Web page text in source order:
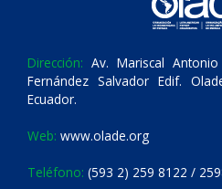
Dirección: Av. Mariscal
Fernández Salvador Edif.
Ecuador.
Web: www.olade.org
Teléfono: (593 2) 259 8122 /